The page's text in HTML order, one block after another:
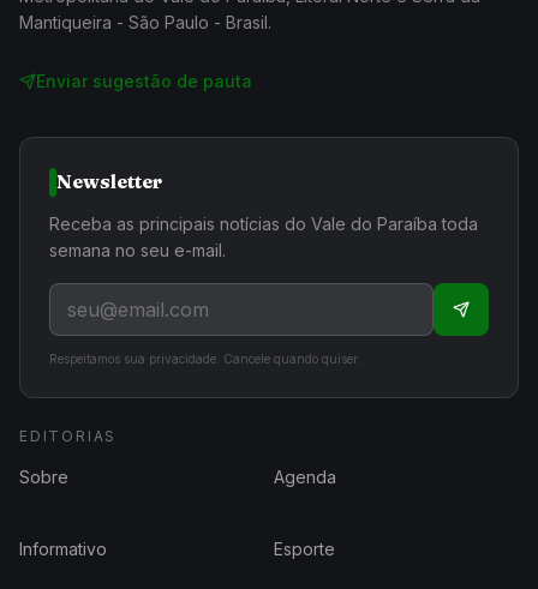
Mantiqueira - São Paulo - Brasil.
Enviar sugestão de pauta
Newsletter
Receba as principais notícias do Vale do Paraíba toda
semana no seu e-mail.
Respeitamos sua privacidade. Cancele quando quiser.
EDITORIAS
Sobre Agenda
Informativo Esporte